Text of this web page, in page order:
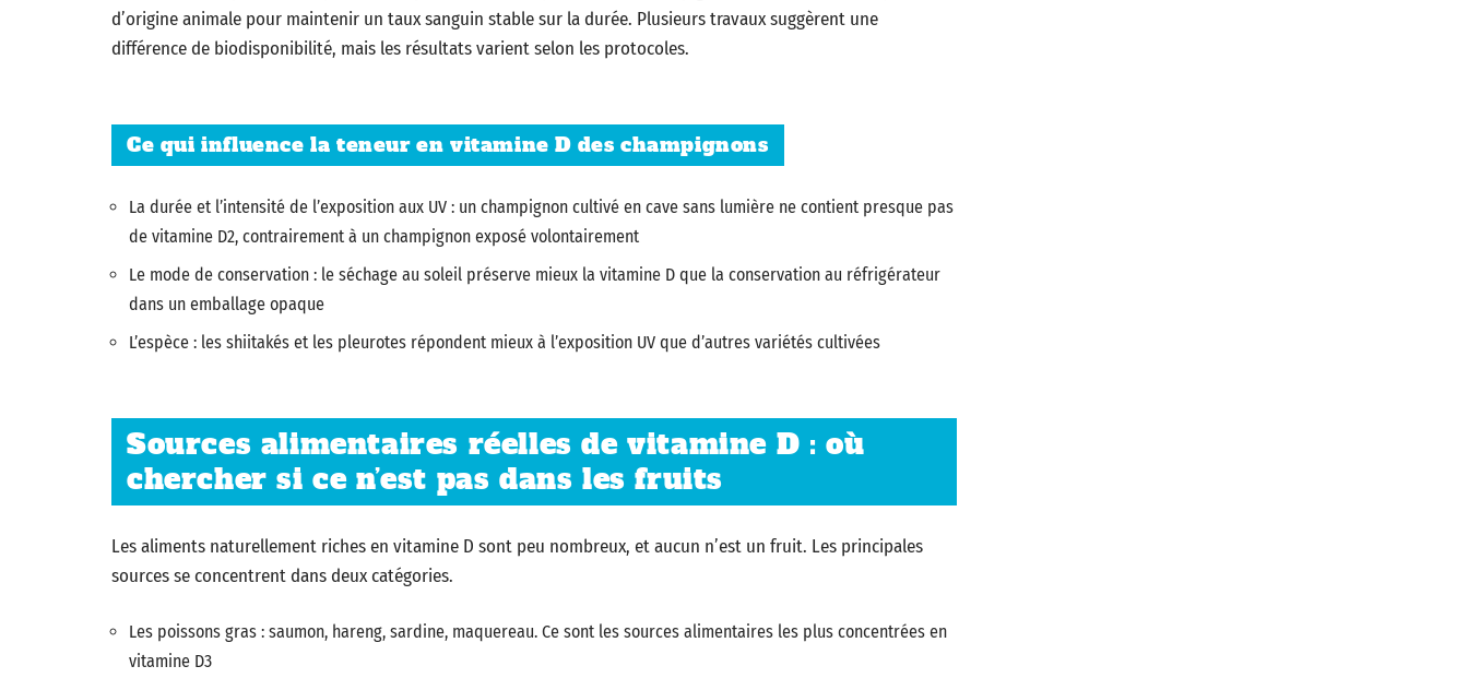
d’origine animale pour maintenir un taux sanguin stable sur la durée. Plusieurs travaux suggèrent une
différence de biodisponibilité, mais les résultats varient selon les protocoles.
Ce qui influence la teneur en vitamine D des champignons
La durée et l’intensité de l’exposition aux UV : un champignon cultivé en cave sans lumière ne contient presque pas
de vitamine D2, contrairement à un champignon exposé volontairement
Le mode de conservation : le séchage au soleil préserve mieux la vitamine D que la conservation au réfrigérateur
dans un emballage opaque
L’espèce : les shiitakés et les pleurotes répondent mieux à l’exposition UV que d’autres variétés cultivées
Sources alimentaires réelles de vitamine D : où
chercher si ce n’est pas dans les fruits
Les aliments naturellement riches en vitamine D sont peu nombreux, et aucun n’est un fruit. Les principales
sources se concentrent dans deux catégories.
Les poissons gras : saumon, hareng, sardine, maquereau. Ce sont les sources alimentaires les plus concentrées en
vitamine D3